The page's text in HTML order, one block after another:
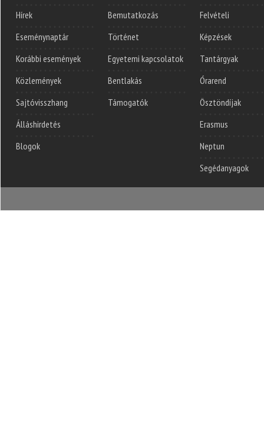
Hírek
Eseménynaptár
Korábbi események
Közlemények
Sajtóvisszhang
Álláshirdetés
Blogok
Bemutatkozás
Történet
Egyetemi kapcsolatok
Bentlakás
Támogatók
Felvételi
Képzések
Tantárgyak
Órarend
Ösztöndíjak
Erasmus
Neptun
Segédanyagok